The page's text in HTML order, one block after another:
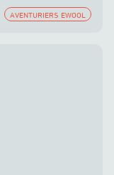
AVENTURIERS EWOOL